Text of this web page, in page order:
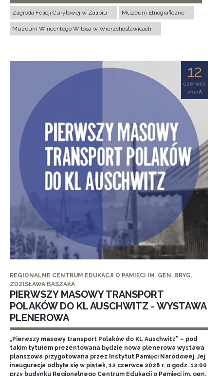
Zagroda Felicji Curyłowej w Zalipiu Muzeum Etnograficzne
Muzeum Wincentego Witosa w Wierzchosławicach
12
czerwca
2026
REGIONALNE CENTRUM EDUKACJI O PAMIĘCI IM. GEN. BRYG.
ZDZISŁAWA BASZAKA
PIERWSZY MASOWY TRANSPORT
POLAKÓW DO KL AUSCHWITZ - WYSTAWA
PLENEROWA
„Pierwszy masowy transport Polaków do KL Auschwitz” – pod
takim tytułem prezentowana będzie nowa plenerowa wystawa
planszowa przygotowana przez Instytut Pamięci Narodowej. Jej
inauguracja odbyła się w piątek, 12 czerwca 2026 r. o godz. 12:00
przy budynku Regionalnego Centrum Edukacji o Pamięci im. gen.